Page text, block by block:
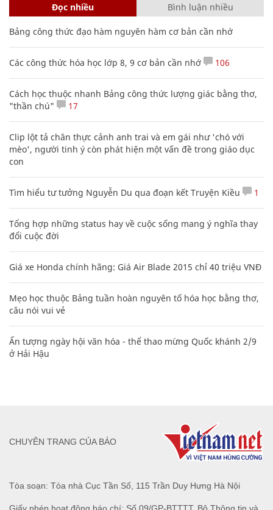
Đọc nhiều Bình luận nhiều
Bảng công thức đạo hàm nguyên hàm cơ bản cần nhớ
Các công thức hóa học lớp 8, 9 cơ bản cần nhớ 106
Cách học thuộc nhanh Bảng công thức lượng giác bằng thơ,
"thần chú"
17
Clip lột tả chân thực cảnh anh trai và em gái như 'chó với
mèo', người tinh ý còn phát hiện một vấn đề trong giáo dục
con
Tìm hiểu tư tưởng Nguyễn Du qua đoạn kết Truyện Kiều 1
Tổng hợp những status hay về cuộc sống mang ý nghĩa thay
đổi cuộc đời
Giá xe Honda chính hãng: Giá Air Blade 2015 chỉ 40 triệu VNĐ
Mẹo học thuộc Bảng tuần hoàn nguyên tố hóa học bằng thơ,
câu nói vui vẻ
Ấn tượng ngày hội văn hóa - thể thao mừng Quốc khánh 2/9
ở Hải Hậu
Tòa soạn: Tòa nhà Cục Tần Số, 115 Trần Duy Hưng Hà Nội
CHUYÊN TRANG CỦA BÁO